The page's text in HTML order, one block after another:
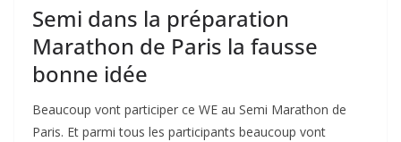
Semi dans la préparation
Marathon de Paris la fausse
bonne idée
Beaucoup vont participer ce WE au Semi Marathon de
Paris. Et parmi tous les participants beaucoup vont